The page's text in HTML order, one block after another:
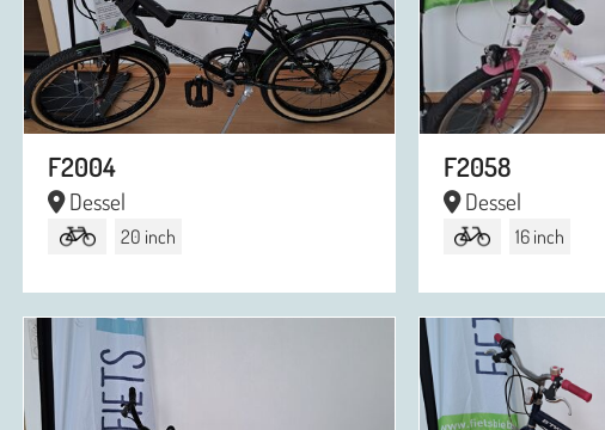
F2004
Dessel
20 inch
F2058
Dessel
16 inch